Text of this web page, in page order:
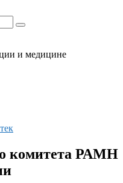
и медицине
комитета РАМН